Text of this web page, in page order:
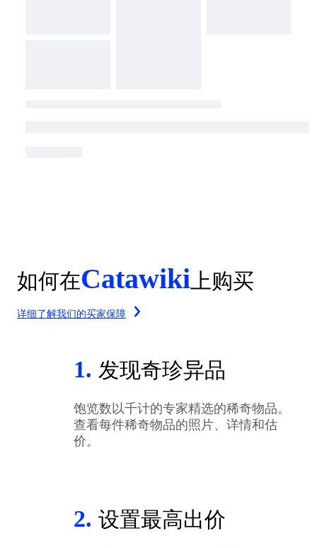
如何在Catawiki 上购买
详细了解我们的买家保障
1. 发现奇珍异品
饱览数以千计的专家精选的稀奇物品。
查看每件稀奇物品的照片、详情和估
价。
2. 设置最高出价